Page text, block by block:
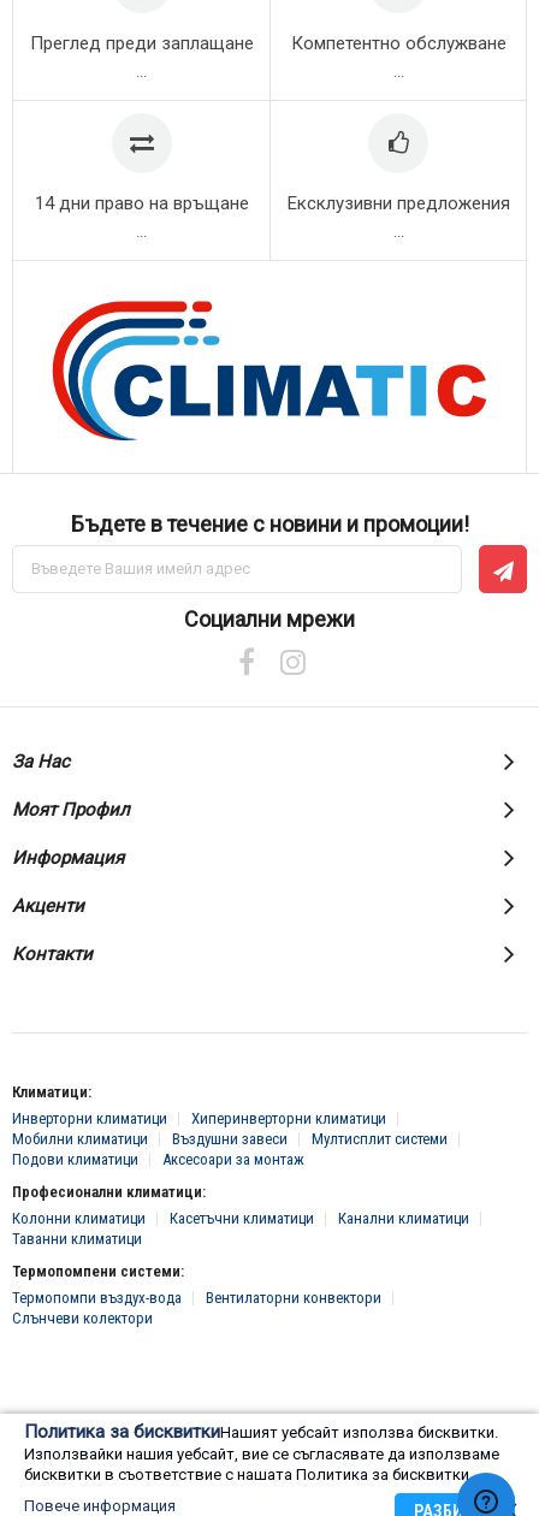
Политика за бисквиткиНашият уебсайт използва бисквитки.
Използвайки нашия уебсайт, вие се съгласявате да използваме
бисквитки в съответствие с нашата Политика за бисквитки.
Повече информация
РАЗБИРАМ
Преглед преди заплащане Компетентно обслужване
14 дни право на връщане Ексклузивни предложения
Бъдете в течение с новини и промоции!
Абонирай
за
Социални мрежи
За Нас
Моят Профил
Информация
Акценти
Контакти
Климатици:
Инверторни климатици
Хиперинверторни климатици
Мобилни климатици
Въздушни завеси
Мултисплит системи
Подови климатици
Аксесоари за монтаж
Професионални климатици:
Колонни климатици
Касетъчни климатици
Канални климатици
Таванни климатици
Термопомпени системи:
Термопомпи въздух-вода
Вентилаторни конвектори
Слънчеви колектори
© 2016 - 2024 Всички права запазени, "Клима Инженеринг 2016" ЕООД
Онлайн магазин от